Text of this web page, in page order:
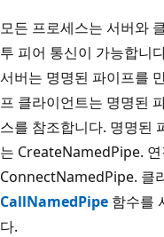
모든 프로세스는 서버와
투 피어 통신이 가능합니
서버는 명명된 파이프를
프 클라이언트는 명명된
스를 참조합니다. 명명된
는 CreateNamedPipe.
ConnectNamedPipe. 클
CallNamedPipe 함수를
다.